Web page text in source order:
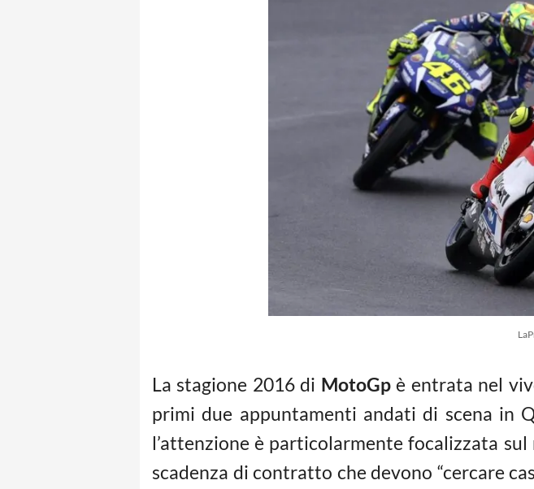
La stagione 2016 di MotoGpè entrata nel
primi due appuntamenti andati di scena in
l’attenzione è particolarmente focalizzata
scadenza di contratto che devono “cercare